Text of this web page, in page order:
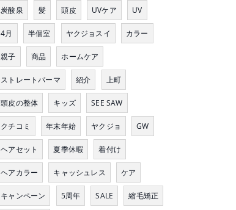
炭酸泉 髪 頭皮 UVケア UV
4月 半個室 ヤクジョスイ カラー
親子 商品 ホームケア
ストレートパーマ 紹介 上町
頭皮の整体 キッズ SEE SAW
クチコミ 年末年始 ヤクジョ GW
ヘアセット 夏季休暇 着付け
ヘアカラー キャッシュレス ケア
キャンペーン 5周年 SALE 縮毛矯正